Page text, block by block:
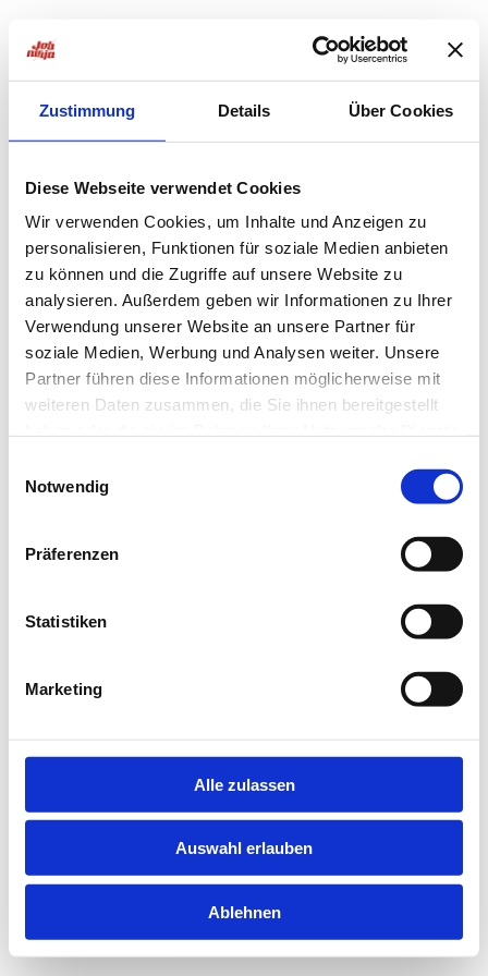
Zustimmung Details Über Cookies
Diese Webseite verwendet Cookies
Wir verwenden Cookies, um Inhalte und Anzeigen zu
personalisieren, Funktionen für soziale Medien anbieten
zu können und die Zugriffe auf unsere Website zu
analysieren. Außerdem geben wir Informationen zu Ihrer
Verwendung unserer Website an unsere Partner für
soziale Medien, Werbung und Analysen weiter. Unsere
Partner führen diese Informationen möglicherweise mit
weiteren Daten zusammen, die Sie ihnen bereitgestellt
Notwendig
Präferenzen
Statistiken
Marketing
Alle zulassen
Auswahl erlauben
Ablehnen
loadingjobninja.com
for more